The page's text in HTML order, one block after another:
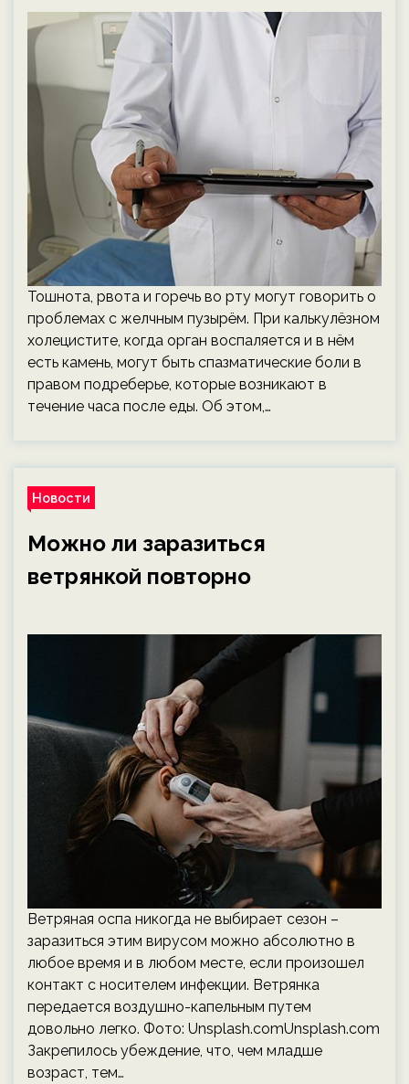
Тошнота, рвота и горечь во рту могут говорить о
проблемах с желчным пузырём. При калькулёзном
холецистите, когда орган воспаляется и в нём
есть камень, могут быть спазматические боли в
правом подреберье, которые возникают в
течение часа после еды. Об этом,…
Новости
Можно ли заразиться
ветрянкой повторно
Ветряная оспа никогда не выбирает сезон –
заразиться этим вирусом можно абсолютно в
любое время и в любом месте, если произошел
контакт с носителем инфекции. Ветрянка
передается воздушно-капельным путем
довольно легко. Фото: Unsplash.comUnsplash.com
Закрепилось убеждение, что, чем младше
возраст, тем…